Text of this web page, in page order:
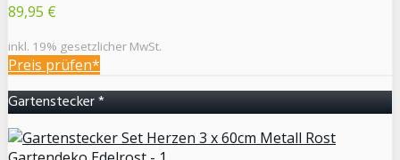
89,95 €
inkl. 19% gesetzlicher MwSt.
Preis prüfen*
Gartenstecker *